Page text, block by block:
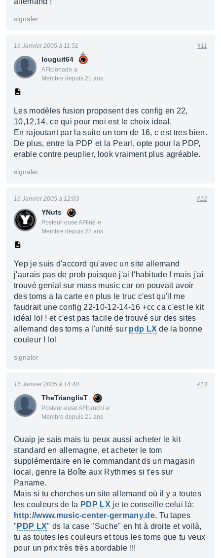
signaler
louguit64
AFicionado·a
Membre depuis 21 ans
16 Janvier 2005 à 11:51 #11
Les modèles fusion proposent des config en 22,
10,12,14, ce qui pour moi est le choix ideal.
En rajoutant par la suite un tom de 16, c est tres bien.
De plus, entre la PDP et la Pearl, opte pour la PDP,
erable contre peuplier, look vraiment plus agréable.
signaler
YNuts
Posteur·euse AFfiné·e
Membre depuis 22 ans
16 Janvier 2005 à 12:03 #12
Yep je suis d'accord qu'avec un site allemand
j'aurais pas de prob puisque j'ai l'habitude ! mais j'ai
trouvé genial sur mass music car on pouvait avoir
des toms a la carte en plus le truc c'est qu'il me
faudrait une config 22-10-12-14-16 +cc ca c'est le kit
idéal lol ! et c'est pas facile de trouvé sur des sites
allemand des toms a l'unité sur pdp LX de la bonne
couleur ! lol
signaler
TheTrianglisT
Posteur·euse AFfranchi·e
Membre depuis 21 ans
16 Janvier 2005 à 14:40 #13
Ouaip je sais mais tu peux aussi acheter le kit
standard en allemagne, et acheter le tom
supplémentaire en le commandant ds un magasin
local, genre la Boîte aux Rythmes si t'es sur
Paname.
Mais si tu cherches un site allemand où il y a toutes
les couleurs de la PDP LX je te conseille celui là:
http://www.music-center-germany.de. Tu tapes
" PDP LX" ds la case "Suche" en ht à droite et voilà,
tu as toutes les couleurs et tous les toms que tu veux
pour un prix très très abordable !!!